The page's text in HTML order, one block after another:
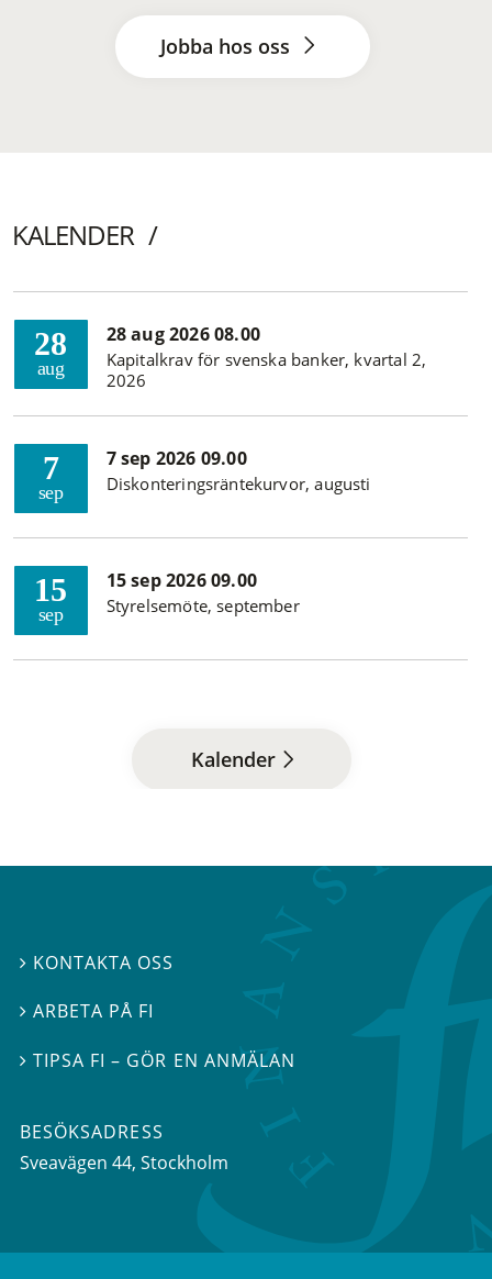
Jobba hos oss
KALENDER
28
aug
28 aug 2026 08.00
Kapitalkrav för svenska banker, kvartal 2,
2026
7
sep
7 sep 2026 09.00
Diskonteringsräntekurvor, augusti
15
sep
15 sep 2026 09.00
Styrelsemöte, september
Kalender
 KONTAKTA OSS
ARBETA PÅ FI
TIPSA FI – GÖR EN ANMÄLAN
BESÖKSADRESS
Sveavägen 44, Stockholm